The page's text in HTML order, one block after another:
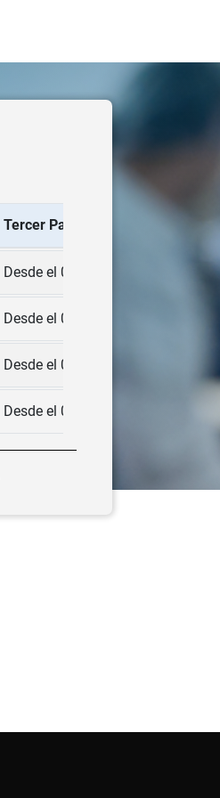
Tercer Pago Cuarto
Desde el 04/05/2026 Desde
Desde el 04/05/2026
Desde el 01/06/2026
Desde el 01/07/2026